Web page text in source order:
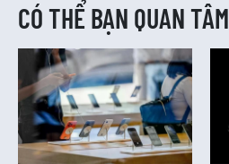
CÓ THỂ BẠN QUAN TÂM